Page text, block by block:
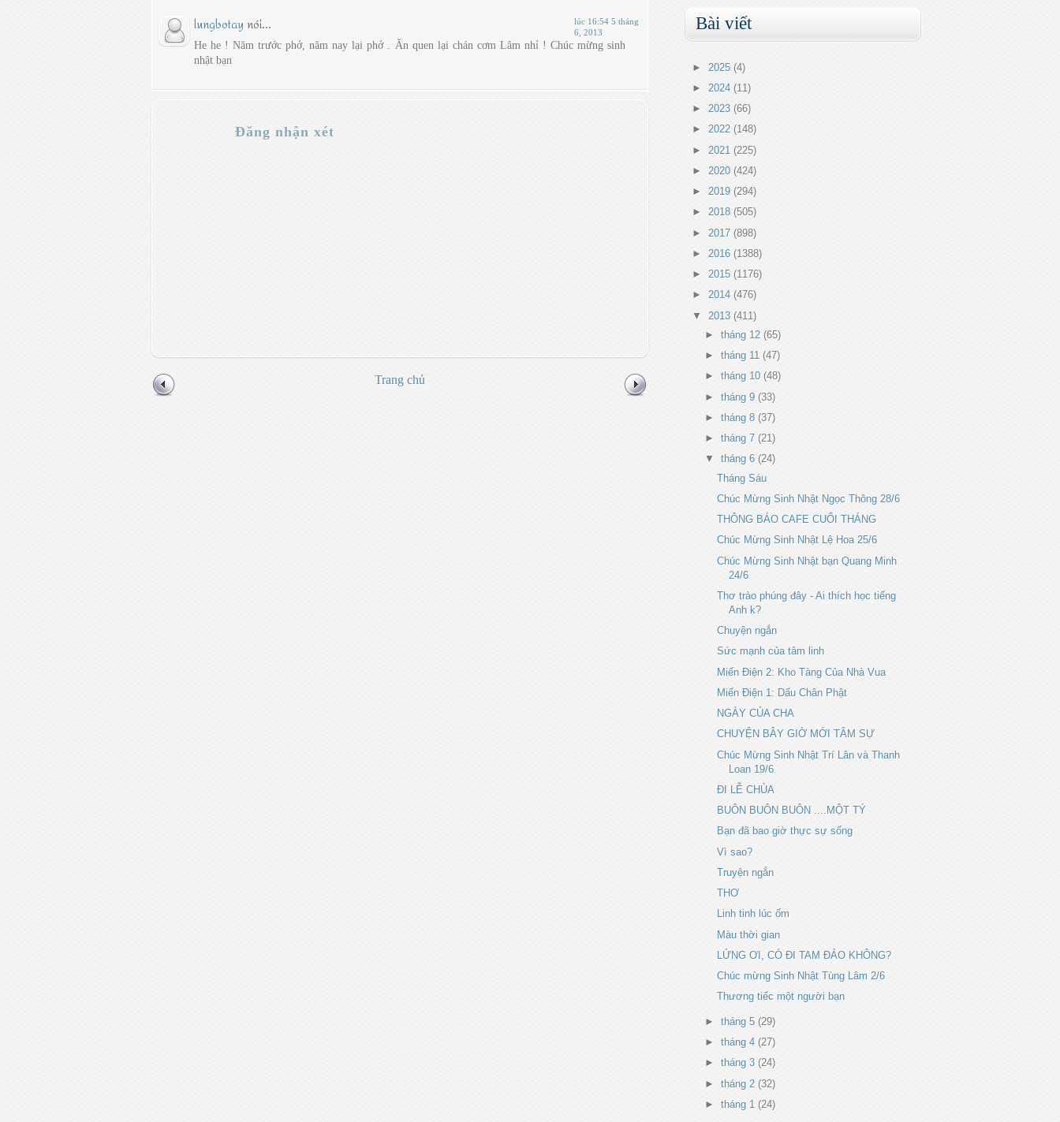
lungbotay nói...
He he ! Năm trước phở, năm nay lại phở . Ăn quen lại chán cơm Lâm nhỉ ! Chúc mừng sinh
nhật bạn
lúc 16:54 5 tháng
6, 2013
Đăng nhận xét
Trang chủ
Bài viết
► 2025 (4)
► 2024 (11)
► 2023 (66)
► 2022 (148)
► 2021 (225)
► 2020 (424)
► 2019 (294)
► 2018 (505)
► 2017 (898)
► 2016 (1388)
► 2015 (1176)
► 2014 (476)
▼ 2013 (411)
► tháng 12 (65)
► tháng 11 (47)
► tháng 10 (48)
► tháng 9 (33)
► tháng 8 (37)
► tháng 7 (21)
▼ tháng 6 (24)
Tháng Sáu
Chúc Mừng Sinh Nhật Ngọc Thông 28/6
THÔNG BÁO CAFE CUỐI THÁNG
Chúc Mừng Sinh Nhật Lệ Hoa 25/6
Chúc Mừng Sinh Nhật bạn Quang Minh
24/6
Thơ trào phúng đây - Ai thích học tiếng
Anh k?
Chuyện ngắn
Sức mạnh của tâm linh
Miến Điện 2: Kho Tàng Của Nhà Vua
Miến Điện 1: Dấu Chân Phật
NGÀY CỦA CHA
CHUYỆN BÂY GIỜ MỚI TÂM SỰ
Chúc Mừng Sinh Nhật Trí Lân và Thanh
Loan 19/6
ĐI LỄ CHÙA
BUÔN BUÔN BUÔN ....MỘT TÝ
Bạn đã bao giờ thực sự sống
Vì sao?
Truyện ngắn
THƠ
Linh tinh lúc ốm
Màu thời gian
LỬNG ƠI, CÓ ĐI TAM ĐẢO KHÔNG?
Chúc mừng Sinh Nhật Tùng Lâm 2/6
Thương tiếc một người bạn
► tháng 5 (29)
► tháng 4 (27)
► tháng 3 (24)
► tháng 2 (32)
► tháng 1 (24)